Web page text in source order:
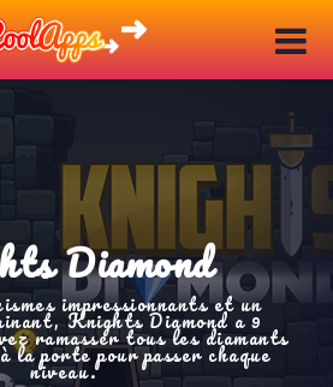
Diamond
impressionnants et un
Knights Diamond a 9
ramasser tous les diamants
la porte pour passer chaque
niveau.